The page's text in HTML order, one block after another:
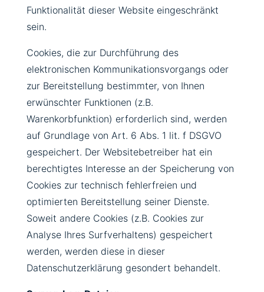
Funktionalität dieser Website eingeschränkt
sein.
Cookies, die zur Durchführung des
elektronischen Kommunikationsvorgangs oder
zur Bereitstellung bestimmter, von Ihnen
erwünschter Funktionen (z.B.
Warenkorbfunktion) erforderlich sind, werden
auf Grundlage von Art. 6 Abs. 1 lit. f DSGVO
gespeichert. Der Websitebetreiber hat ein
berechtigtes Interesse an der Speicherung von
Cookies zur technisch fehlerfreien und
optimierten Bereitstellung seiner Dienste.
Soweit andere Cookies (z.B. Cookies zur
Analyse Ihres Surfverhaltens) gespeichert
werden, werden diese in dieser
Datenschutzerklärung gesondert behandelt.